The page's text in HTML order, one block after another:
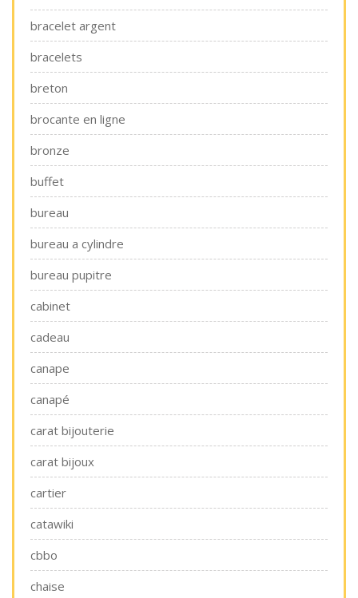
bracelet argent
bracelets
breton
brocante en ligne
bronze
buffet
bureau
bureau a cylindre
bureau pupitre
cabinet
cadeau
canape
canapé
carat bijouterie
carat bijoux
cartier
catawiki
cbbo
chaise